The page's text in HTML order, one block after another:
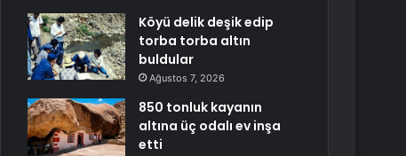
Köyü delik deşik edip
torba torba altın
buldular
Ağustos 7, 2026
850 tonluk kayanın
altına üç odalı ev inşa
etti